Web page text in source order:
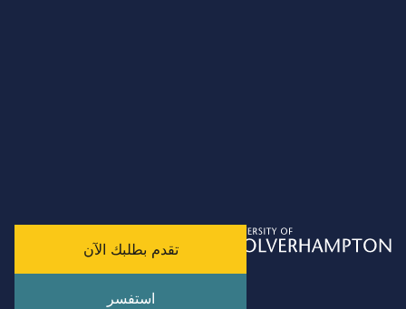
تقدم بطلبك الآن
استفسر